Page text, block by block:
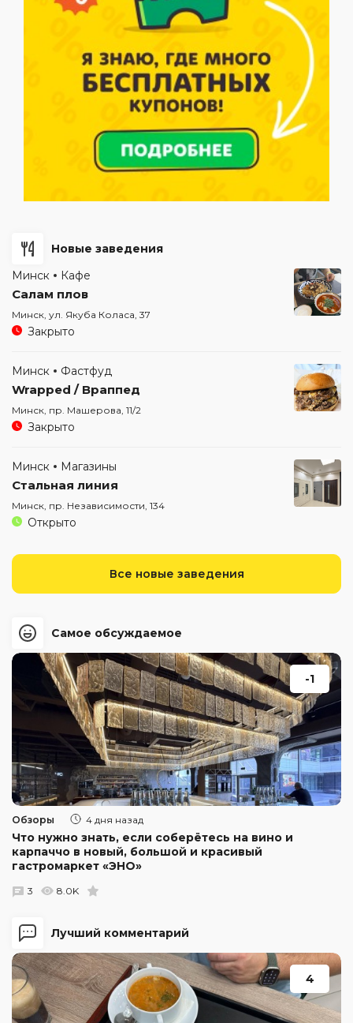
Новые заведения
Минск
Кафе
Салам плов
Минск, ул. Якуба Коласа, 37
Закрыто
Минск Фастфуд
Wrapped / Враппед
Минск, пр. Машерова, 11/2
Закрыто
Минск Магазины
Стальная линия
Минск, пр. Независимости, 134
Открыто
Все новые заведения
Лучший комментарий
4
Самое обсуждаемое
-1
Обзоры 4 дня назад
Что нужно знать, если соберётесь на вино и
карпаччо в новый, большой и красивый
гастромаркет «ЭНО»
3 8.0K